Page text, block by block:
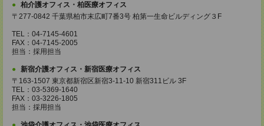
柏介護オフィス・柏医療オフィス
〒277-0842 千葉県柏市末広町7番3号 柏第一生命ビルディング３F
TEL：04-7145-4601
FAX：04-7145-2005
担当：採用担当
新宿介護オフィス・新宿医療オフィス
〒163-1507 東京都新宿区新宿3-11-10 新宿311ビル 3F
TEL：03-5369-1640
FAX：03-3226-1805
担当：採用担当